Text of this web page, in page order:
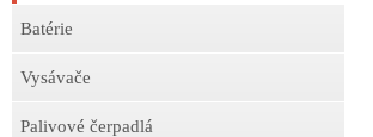
Batérie
Vysávače
Palivové čerpadlá